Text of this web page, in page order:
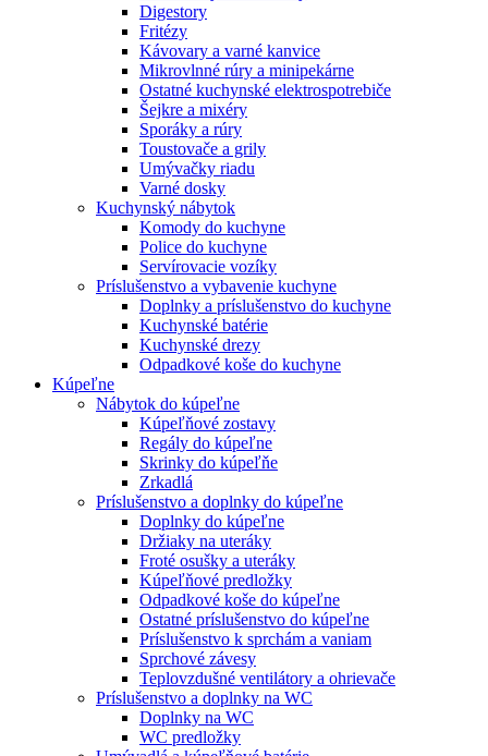
Digestory
Fritézy
Kávovary a varné kanvice
Mikrovlnné rúry a minipekárne
Ostatné kuchynské elektrospotrebiče
Šejkre a mixéry
Sporáky a rúry
Toustovače a grily
Umývačky riadu
Varné dosky
Kuchynský nábytok
Komody do kuchyne
Police do kuchyne
Servírovacie vozíky
Príslušenstvo a vybavenie kuchyne
Doplnky a príslušenstvo do kuchyne
Kuchynské batérie
Kuchynské drezy
Odpadkové koše do kuchyne
Kúpeľne
Nábytok do kúpeľne
Kúpeľňové zostavy
Regály do kúpeľne
Skrinky do kúpeľňe
Zrkadlá
Príslušenstvo a doplnky do kúpeľne
Doplnky do kúpeľne
Držiaky na uteráky
Froté osušky a uteráky
Kúpeľňové predložky
Odpadkové koše do kúpeľne
Ostatné príslušenstvo do kúpeľne
Príslušenstvo k sprchám a vaniam
Sprchové závesy
Teplovzdušné ventilátory a ohrievače
Príslušenstvo a doplnky na WC
Doplnky na WC
WC predložky